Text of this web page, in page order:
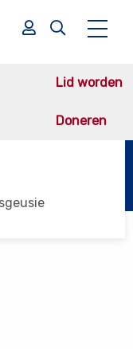
Lid worden
Doneren